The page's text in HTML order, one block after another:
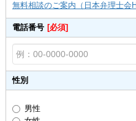
無料相談のご案内（日本弁理士会
電話番号 [必須]
性別
男性